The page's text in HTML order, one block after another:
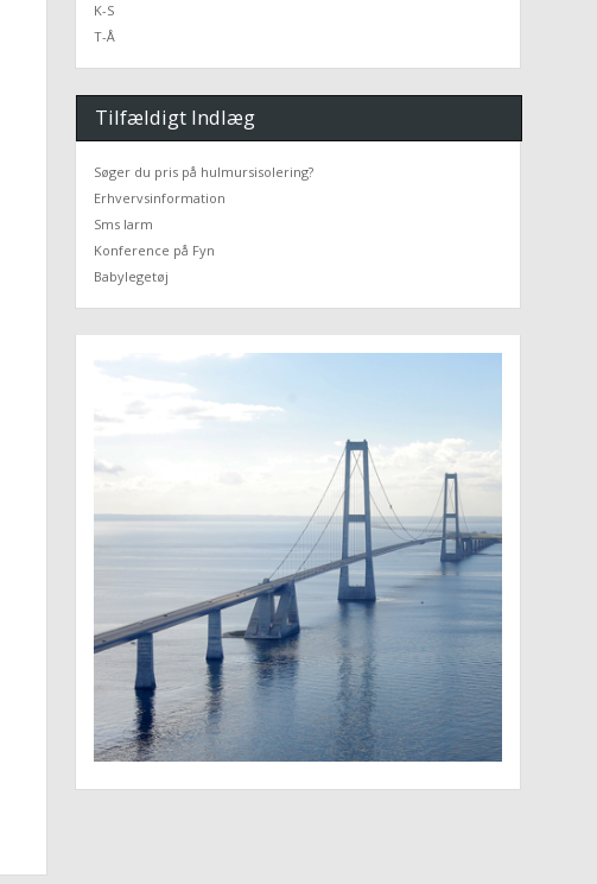
K-S
T-Å
Tilfældigt Indlæg
Søger du pris på hulmursisolering?
Erhvervsinformation
Sms larm
Konference på Fyn
Babylegetøj